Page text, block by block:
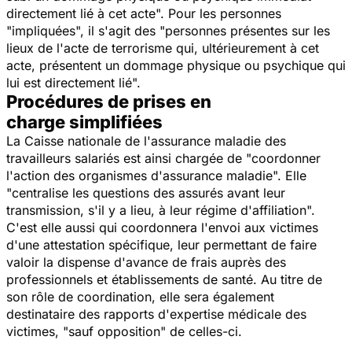
directement lié à cet acte". Pour les personnes
"impliquées", il s'agit des "personnes présentes sur les
lieux de l'acte de terrorisme qui, ultérieurement à cet
acte, présentent un dommage physique ou psychique qui
lui est directement lié".
Procédures de prises en
charge simplifiées
La Caisse nationale de l'assurance maladie des
travailleurs salariés est ainsi chargée de "coordonner
l'action des organismes d'assurance maladie". Elle
"centralise les questions des assurés avant leur
transmission, s'il y a lieu, à leur régime d'affiliation".
C'est elle aussi qui coordonnera l'envoi aux victimes
d'une attestation spécifique, leur permettant de faire
valoir la dispense d'avance de frais auprès des
professionnels et établissements de santé. Au titre de
son rôle de coordination, elle sera également
destinataire des rapports d'expertise médicale des
victimes, "sauf opposition" de celles-ci.